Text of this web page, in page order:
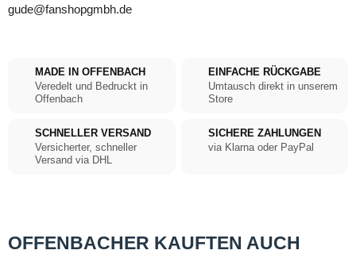
gude@fanshopgmbh.de
MADE IN OFFENBACH
Veredelt und Bedruckt in
Offenbach
EINFACHE RÜCKGABE
Umtausch direkt in unserem
Store
SCHNELLER VERSAND
Versicherter, schneller
Versand via DHL
SICHERE ZAHLUNGEN
via Klarna oder PayPal
OFFENBACHER KAUFTEN AUCH